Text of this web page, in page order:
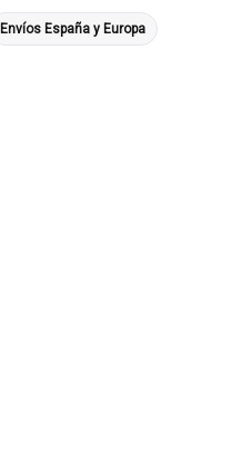
Envíos España y Europa